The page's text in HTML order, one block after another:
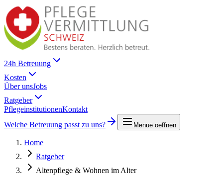
24h Betreuung
Kosten
Über unsJobs
Ratgeber
PflegeinstitutionenKontakt
Welche Betreuung passt zu uns?
Menue oeffnen
Home
Ratgeber
Altenpflege & Wohnen im Alter